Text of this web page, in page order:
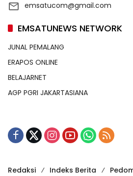
emsatucom@gmail.com
EMSATUNEWS NETWORK
JUNAL PEMALANG
ERAPOS ONLINE
BELAJARNET
AGP PGRI JAKARTASIANA
Redaksi Indeks Berita